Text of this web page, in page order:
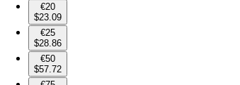
€20
$23.09
€25
$28.86
€50
$57.72